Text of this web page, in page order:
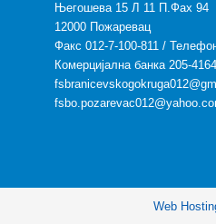
Његошева 15 Л 11 П.Фах 94
12000 Пожаревац
Факс 012-7-100-811 /
Комерцијална банка 205-
Web